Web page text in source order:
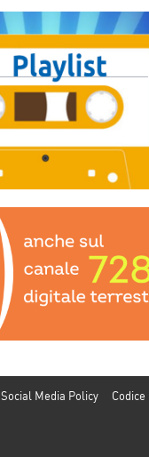
Social Media Policy Codice